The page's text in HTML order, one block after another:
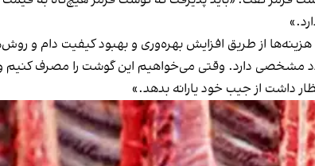
از طریق افزایش بهره‌وری و بهبود کیفیت دام و
دارد. وقتی می‌خواهیم این گوشت را مصرف کنیم و
داشت از جیب خود یارانه بدهد.»